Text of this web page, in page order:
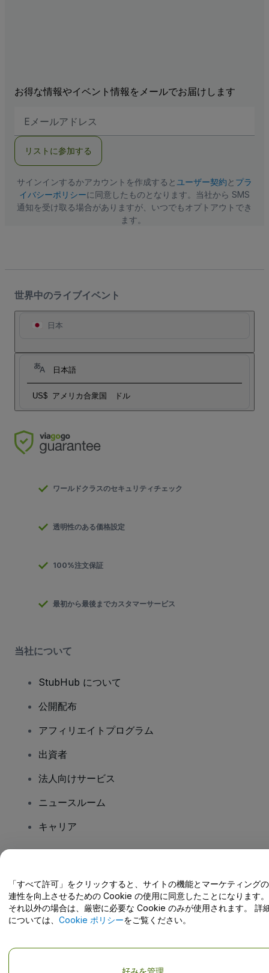
お得な情報やイベント情報をメールでお届けします
メ
ア
ス
リストに参加する
サインインするかアカウントを作成すると ユーザー契約と プラ
イバシーポリシーに同意したものとなります。当社から SMS
通知を受け取る場合がありますが、いつでもオプトアウトでき
ます。
世界中のライブイベント
日本
日本語
US$ アメリカ合衆国 ドル
ワールドクラスのセキュリティチェック
透明性のある価格設定
100%注文保証
最初から最後までカスタマーサービス
当社について
StubHub について
公開配布
アフィリエイトプログラム
出資者
法人向けサービス
ニュースルーム
キャリア
ヘルプセンター / こちらまでご連絡下さい
Copyright; viagogo GmbH 2026 会社概要
「すべて許可」をクリックすると、サイトの機能とマーケティング
連性を向上させるための Cookie の使用に同意したことになります。
それ以外の場合は、厳密に必要な Cookie のみが使用されます。 詳
については、 Cookie ポリシーをご覧ください。
好みを管理